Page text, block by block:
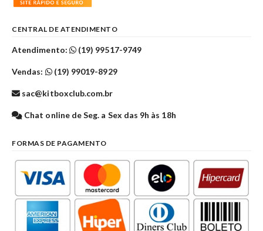
CENTRAL DE ATENDIMENTO
Atendimento: (19) 99517-9749
Vendas: (19) 99019-8929
sac@kitboxclub.com.br
Chat online de Seg. a Sex das 9h às 18h
FORMAS DE PAGAMENTO